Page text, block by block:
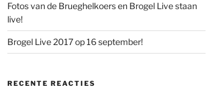
Fotos van de Brueghelkoers en Brogel Live staan
live!
Brogel Live 2017 op 16 september!
RECENTE REACTIES